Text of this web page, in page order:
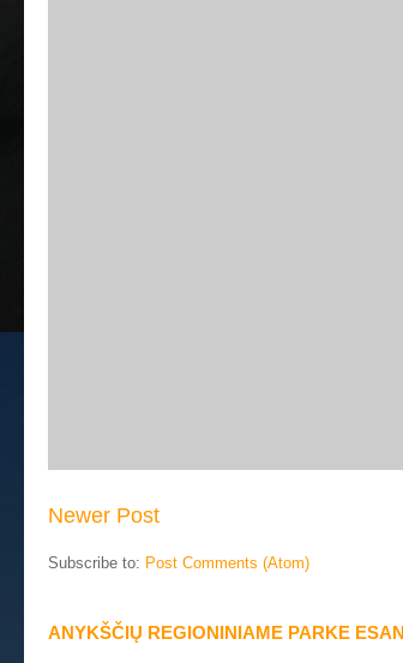
Newer Post
Subscribe to: Post Comments (Atom)
ANYKŠČIŲ REGIONINIAME PARKE